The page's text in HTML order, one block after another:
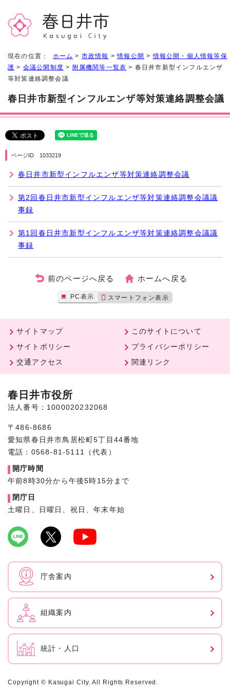
現在の位置： ホーム > 市政情報 >情報公開 >情報公開・個人情報等保
護 > 会議公開制度 > 附属機関等一覧表 > 春日井市新型インフルエンザ
等対策連絡調整会議
春日井市新型インフルエンザ等対策連絡調整会議
ページID 1033219
春日井市新型インフルエンザ等対策連絡調整会議
第2回春日井市新型インフルエンザ等対策連絡調整会議議
事録
第1回春日井市新型インフルエンザ等対策連絡調整会議議
事録
前のページへ戻る ホームへ戻る
PC表示 スマートフォン表示
サイトマップ
このサイトについて
サイトポリシー
プライバシーポリシー
交通アクセス
関連リンク
春日井市役所
法人番号：1000020232068
〒486-8686
愛知県春日井市鳥居松町5丁目44番地
電話：0568-81-5111（代表）
開庁時間
午前8時30分から午後5時15分まで
閉庁日
土曜日、日曜日、祝日、年末年始
庁舎案内
組織案内
統計・人口
Copyright © Kasugai City. All Rights Reserved.